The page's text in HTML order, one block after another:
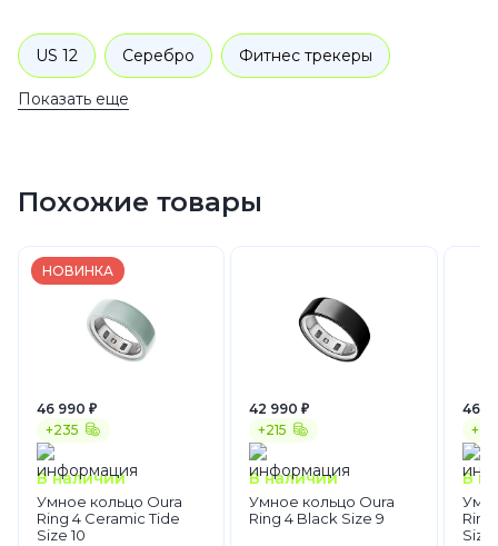
US 12 Серебро Фитнес трекеры
Умные кольца
Показать еще
Похожие товары
НОВИНКА
+235
46 990 ₽
В наличии
Умное кольцо Oura
Ring 4 Ceramic Tide
Size 10
+215
42 990 ₽
В наличии
Умное кольцо Oura
Ring 4 Black Size 9
46
В
Size